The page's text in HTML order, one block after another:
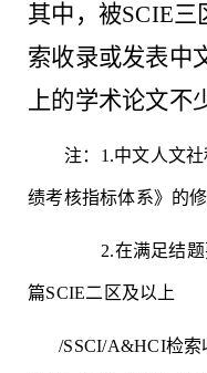
其中，被SCIE
索收录或发表中
上的学术论文不
注： 1.中文人文
绩考核指标体系》的
2.在满足结
篇SCIE二区及以上
/SSCI/A&HCI检